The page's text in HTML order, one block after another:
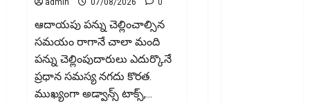
ఆదాయపు పన్ను చెల్లించాల్సిన
సమయం రాగానే చాలా మంది
పన్ను చెల్లింపుదారులు ఎదుర్కొనే
ప్రధాన సమస్య నగదు కొరత.
ముఖ్యంగా అడ్వాన్స్‌ టాక్స్‌,...